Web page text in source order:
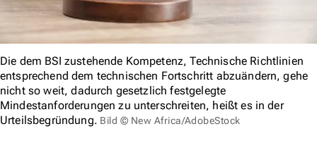
Die dem BSI zustehende Kompetenz, Technische Richtlinien
entsprechend dem technischen Fortschritt abzuändern, gehe
nicht so weit, dadurch gesetzlich festgelegte
Mindestanforderungen zu unterschreiten, heißt es in der
Urteilsbegründung. Bild © New Africa/AdobeStock